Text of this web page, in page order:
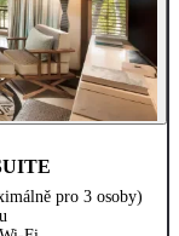
pro 3 osoby)